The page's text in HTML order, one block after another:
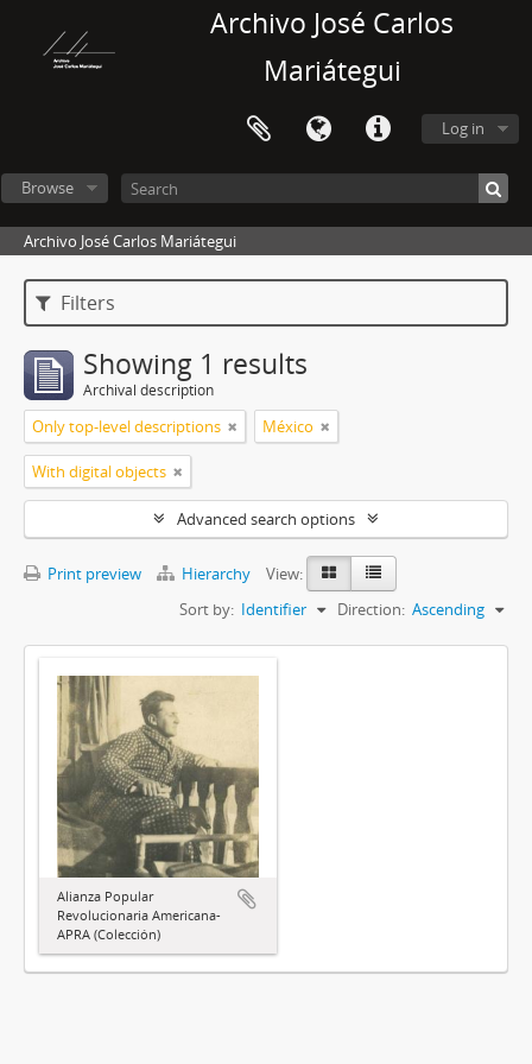
Archivo José Carlos
Mariátegui
Log in
Browse
Archivo José Carlos Mariátegui
Filters
Showing 1 results
Archival description
Only top-level descriptions México
With digital objects
Advanced search options
Print preview Hierarchy
View:
Sort by: Identifier Direction: Ascending
Alianza Popular
Revolucionaria Americana-
APRA (Colección)